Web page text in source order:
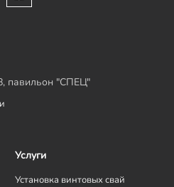
павильон "СПЕЦ"
Услуги
Установка винтовых свай